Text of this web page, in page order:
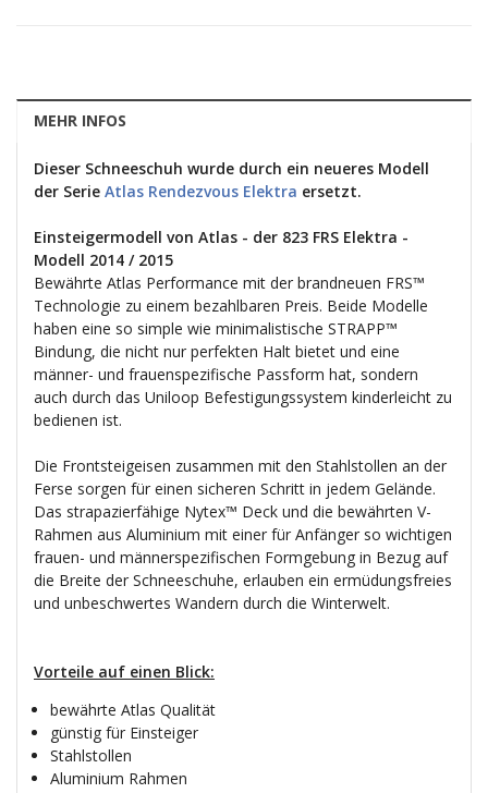
MEHR INFOS
Dieser Schneeschuh wurde durch ein neueres Modell
der Serie Atlas Rendezvous Elektra ersetzt.
Einsteigermodell von Atlas - der 823 FRS Elektra -
Modell 2014 / 2015
Bewährte Atlas Performance mit der brandneuen FRS™
Technologie zu einem bezahlbaren Preis. Beide Modelle
haben eine so simple wie minimalistische STRAPP™
Bindung, die nicht nur perfekten Halt bietet und eine
männer- und frauenspezifische Passform hat, sondern
auch durch das Uniloop Befestigungssystem kinderleicht zu
bedienen ist.
Die Frontsteigeisen zusammen mit den Stahlstollen an der
Ferse sorgen für einen sicheren Schritt in jedem Gelände.
Das strapazierfähige Nytex™ Deck und die bewährten V-
Rahmen aus Aluminium mit einer für Anfänger so wichtigen
frauen- und männerspezifischen Formgebung in Bezug auf
die Breite der Schneeschuhe, erlauben ein ermüdungsfreies
und unbeschwertes Wandern durch die Winterwelt.
Vorteile auf einen Blick:
bewährte Atlas Qualität
günstig für Einsteiger
Stahlstollen
Aluminium Rahmen